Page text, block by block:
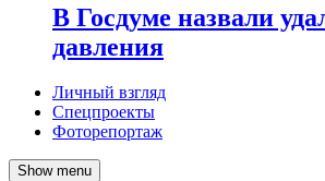
В Госдуме назвали
давления
Личный взгляд
Спецпроекты
Фоторепортаж
Show menu